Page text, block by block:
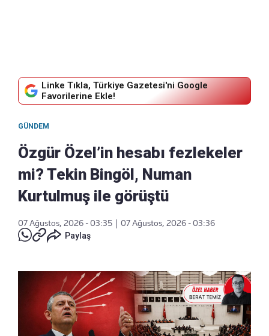
Linke Tıkla, Türkiye Gazetesi'ni Google
Favorilerine Ekle!
GÜNDEM
Özgür Özel’in hesabı fezlekeler
mi? Tekin Bingöl, Numan
Kurtulmuş ile görüştü
07 Ağustos, 2026 - 03:35
07 Ağustos, 2026 - 03:36
Paylaş